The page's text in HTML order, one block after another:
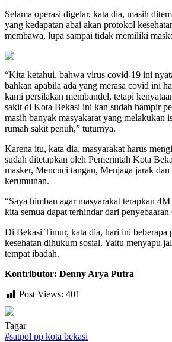
Selama operasi digelar, kata dia, masih
yang kedapatan abai akan protokol
membawa, lupa sampai tidak memiliki
“Kita ketahui, bahwa virus covid-19 ini
bahkan apabila ada yang merasa covid ini
kami persilakan membandel, tetapi
sakit di Kota Bekasi ini kan sudah hampir
masih banyak masyakarat yang melakukan
rumah sakit penuh,” tuturnya.
Karena itu, kata dia, masyarakat harus
sudah ditetapkan oleh Pemerintah Kota
masker, Mencuci tangan, Menjaga jarak
kerumunan.
“Saya himbau agar masyarakat terapkan
kita semua dapat terhindar dari
Di Bekasi Timur, kata dia, hari ini beberapa
kesehatan dihukum sosial. Yaitu menyapu
tempat ibadah.
Kontributor: Denny Arya Putra
Post Views: 401
Tagar
#satpol pp kota bekasi